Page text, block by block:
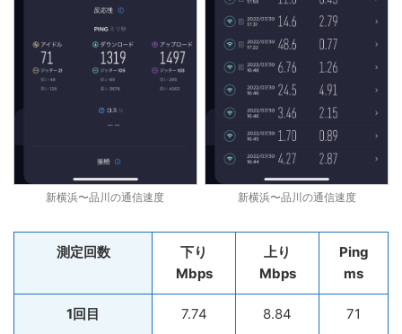
新横浜〜品川の通信速度 新横浜〜品川の通信速度
測定回数
下り
Mbps
上り
Mbps
Ping
ms
1回目 7.74 8.84 71